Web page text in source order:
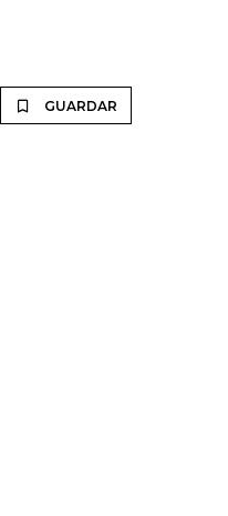
GUARDAR